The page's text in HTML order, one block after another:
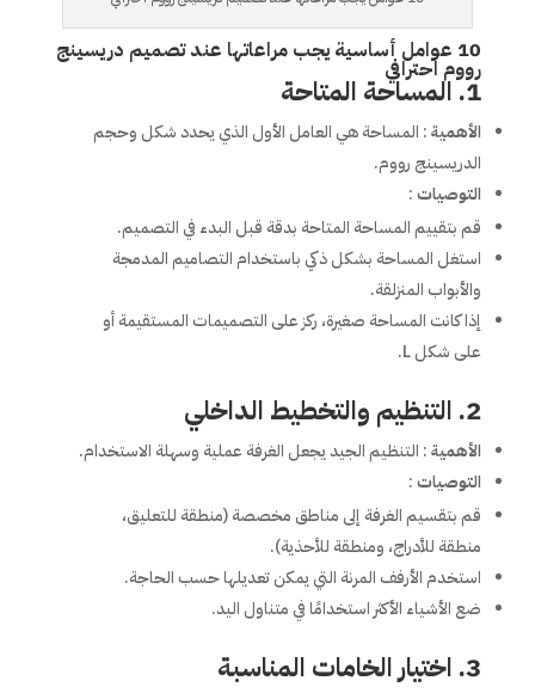
10 عوامل أساسية يجب مراعاتها عند تصميم دريسينج
رووم احترافي
1. المساحة المتاحة
الأهمية: المساحة هي العامل الأول الذي يحدد شكل وحجم
الدريسينج رووم.
التوصيات:
قم بتقييم المساحة المتاحة بدقة قبل البدء في التصميم.
استغل المساحة بشكل ذكي باستخدام التصاميم المدمجة
والأبواب المنزلقة.
إذا كانت المساحة صغيرة، ركز على التصميمات المستقيمة أو
على شكل L.
2. التنظيم والتخطيط الداخلي
الأهمية: التنظيم الجيد يجعل الغرفة عملية وسهلة الاستخدام.
التوصيات:
قم بتقسيم الغرفة إلى مناطق مخصصة (منطقة للتعليق،
منطقة للأدراج، ومنطقة للأحذية).
استخدم الأرفف المرنة التي يمكن تعديلها حسب الحاجة.
ضع الأشياء الأكثر استخدامًا في متناول اليد.
3. اختيار الخامات المناسبة